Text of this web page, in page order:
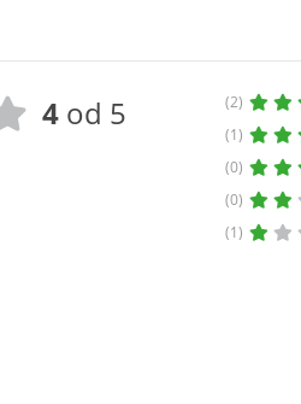
4 od 5
(2)
(1)
(0)
(0)
(1)